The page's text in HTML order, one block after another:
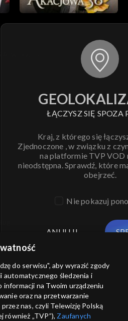
ŁĄCZYSZ SIĘ SPOZA
Kraj, z którego się
Zjednoczone , w związku z
na platformie TVP VOD
nieodstępna. Sprawdź, które
obejrzeć.
Nie pokazuj
ANULUJ
do serwisu", aby wyrazić zgody
automatycznego śledzenia i
informacji na Twoim urządzeniu
oraz na przetwarzanie
nas, czyli Telewizję Polską
również „TVP”), Zaufanych